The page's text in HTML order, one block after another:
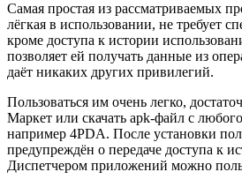
Самая простая из рассматриваемых
лёгкая в использовании, не требует
кроме доступа к истории
позволяет ей получать данные из
даёт никаких других привилегий.
Пользоваться им очень легко,
Маркет или скачать apk-файл с
например 4PDA. После установки
предупреждён о передаче доступа к
Диспетчером приложений можно